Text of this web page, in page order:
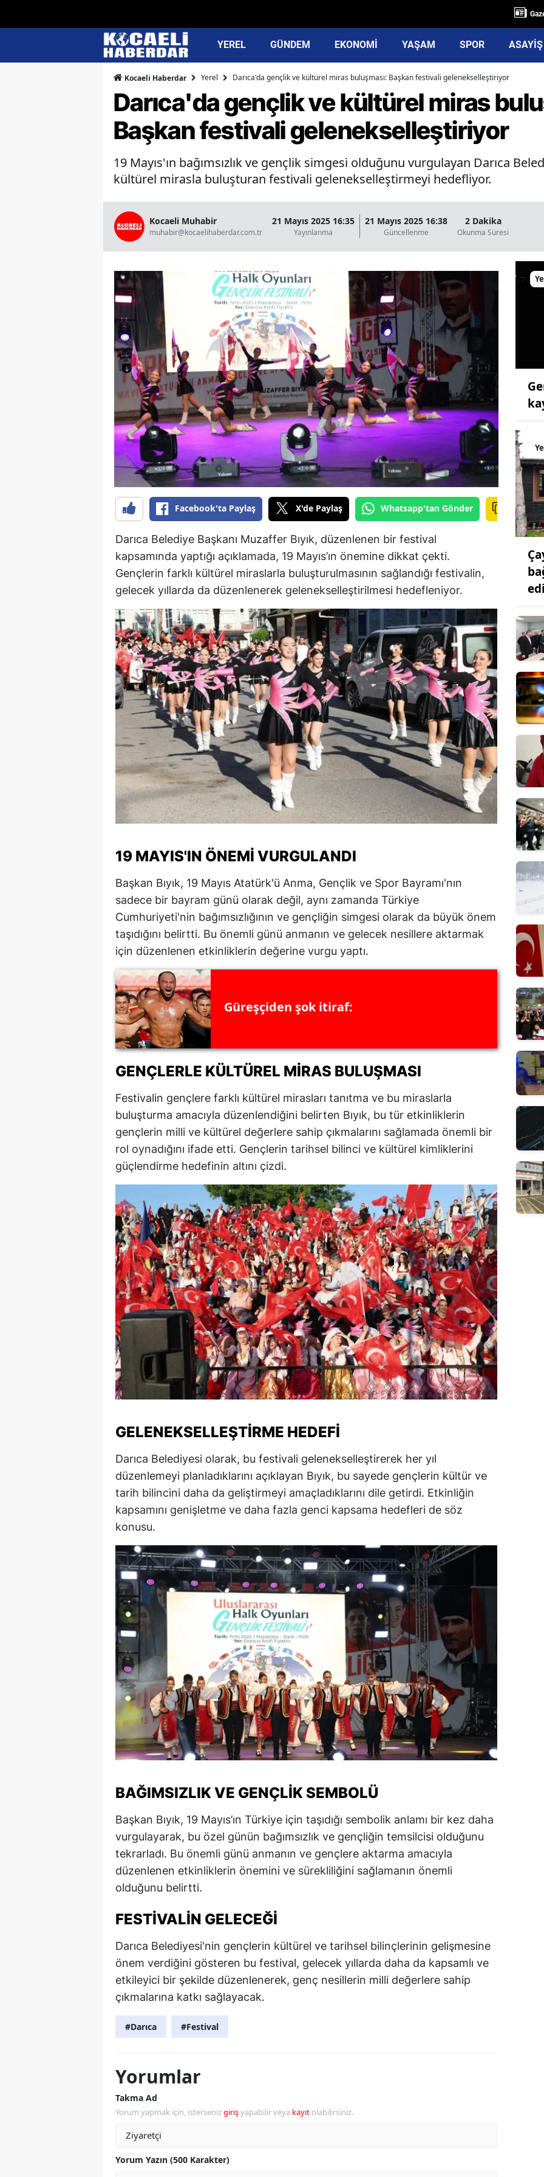
YEREL GÜNDEM EKONOMİ YAŞAM SPOR ASAYİŞ
Kocaeli Haberdar Yerel Darıca'da gençlik ve kültürel miras buluşması: Başkan festivali gelenekselleştiriyor
Darıca'da gençlik ve kültürel miras
Başkan festivali gelenekselleştiriyor
19 Mayıs'ın bağımsızlık ve gençlik simgesi olduğunu vurgulayan Darıca
kültürel mirasla buluşturan festivali gelenekselleştirmeyi hedefliyor.
Kocaeli Muhabir
muhabir@kocaelihaberdar.com.tr
21 Mayıs 2025 16:35
Yayınlanma
21 Mayıs 2025 16:38
Güncellenme
2 Dakika
Okunma Süresi
Facebook'ta Paylaş X'de Paylaş Whatsapp'tan Gönder
Darıca Belediye Başkanı Muzaffer Bıyık, düzenlenen bir festival
kapsamında yaptığı açıklamada, 19 Mayıs’ın önemine dikkat çekti.
Gençlerin farklı kültürel miraslarla buluşturulmasının sağlandığı festivalin,
gelecek yıllarda da düzenlenerek gelenekselleştirilmesi hedefleniyor.
19 MAYIS'IN ÖNEMI VURGULANDI
Başkan Bıyık, 19 Mayıs Atatürk'ü Anma, Gençlik ve Spor Bayramı'nın
sadece bir bayram günü olarak değil, aynı zamanda Türkiye
Cumhuriyeti'nin bağımsızlığının ve gençliğin simgesi olarak da büyük önem
taşıdığını belirtti. Bu önemli günü anmanın ve gelecek nesillere aktarmak
için düzenlenen etkinliklerin değerine vurgu yaptı.
Güreşçiden şok itiraf:
GENÇLERLE KÜLTÜREL MIRAS BULUŞMASI
Festivalin gençlere farklı kültürel mirasları tanıtma ve bu miraslarla
buluşturma amacıyla düzenlendiğini belirten Bıyık, bu tür etkinliklerin
gençlerin milli ve kültürel değerlere sahip çıkmalarını sağlamada önemli bir
rol oynadığını ifade etti. Gençlerin tarihsel bilinci ve kültürel kimliklerini
güçlendirme hedefinin altını çizdi.
GELENEKSELLEŞTIRME HEDEFI
Darıca Belediyesi olarak, bu festivali gelenekselleştirerek her yıl
düzenlemeyi planladıklarını açıklayan Bıyık, bu sayede gençlerin kültür ve
tarih bilincini daha da geliştirmeyi amaçladıklarını dile getirdi. Etkinliğin
kapsamını genişletme ve daha fazla genci kapsama hedefleri de söz
konusu.
BAĞIMSIZLIK VE GENÇLIK SEMBOLÜ
Başkan Bıyık, 19 Mayıs’ın Türkiye için taşıdığı sembolik anlamı bir kez daha
vurgulayarak, bu özel günün bağımsızlık ve gençliğin temsilcisi olduğunu
tekrarladı. Bu önemli günü anmanın ve gençlere aktarma amacıyla
düzenlenen etkinliklerin önemini ve sürekliliğini sağlamanın önemli
olduğunu belirtti.
FESTIVALIN GELECEĞI
Darıca Belediyesi'nin gençlerin kültürel ve tarihsel bilinçlerinin gelişmesine
önem verdiğini gösteren bu festival, gelecek yıllarda daha da kapsamlı ve
etkileyici bir şekilde düzenlenerek, genç nesillerin milli değerlere sahip
çıkmalarına katkı sağlayacak.
#Darıca #Festival
Yorumlar
Takma Ad
Yorum yapmak için, istersenizgirişyapabilir veya kayıt olabilirsiniz.
Yorum Yazın (500 Karakter)